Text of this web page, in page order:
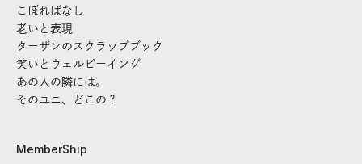
こぼればなし
老いと表現
ターザンのスクラップブック
笑いとウェルビーイング
あの人の隣には。
そのユニ、どこの？
MemberShip